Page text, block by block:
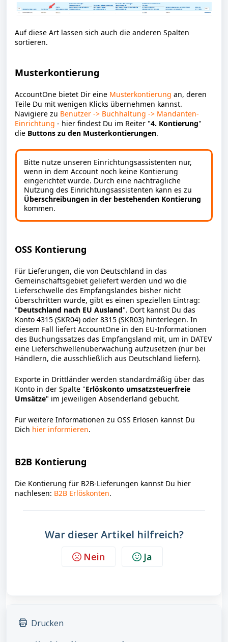
Auf diese Art lassen sich auch die anderen Spalten
sortieren.
Musterkontierung
AccountOne bietet Dir eine Musterkontierung an, deren
Teile Du mit wenigen Klicks übernehmen kannst.
Navigiere zu Benutzer -> Buchhaltung -> Mandanten-
Einrichtung - hier findest Du im Reiter "4. Kontierung"
die Buttons zu den Musterkontierungen.
Bitte nutze unseren Einrichtungsassistenten nur,
wenn in dem Account noch keine Kontierung
eingerichtet wurde. Durch eine nachträgliche
Nutzung des Einrichtungsassistenten kann es zu
Überschreibungen in der bestehenden Kontierung
kommen.
OSS Kontierung
Für Lieferungen, die von Deutschland in das
Gemeinschaftsgebiet geliefert werden und wo die
Lieferschwelle des Empfangslandes bisher nicht
überschritten wurde, gibt es einen speziellen Eintrag:
"Deutschland nach EU Ausland". Dort kannst Du das
Konto 4315 (SKR04) oder 8315 (SKR03) hinterlegen. In
diesem Fall liefert AccountOne in den EU-Informationen
des Buchungssatzes das Empfangsland mit, um in DATEV
eine Lieferschwellenüberwachung aufzusetzen (nur bei
Händlern, die ausschließlich aus Deutschland liefern).
Exporte in Drittländer werden standardmäßig über das
Konto in der Spalte "Erlöskonto umsatzsteuerfreie
Umsätze" im jeweiligen Absenderland gebucht.
Für weitere Informationen zu OSS Erlösen kannst Du
Dich hier informieren.
B2B Kontierung
Die Kontierung für B2B-Lieferungen kannst Du hier
nachlesen: B2B Erlöskonten.
War dieser Artikel hilfreich?
Nein Ja
Drucken